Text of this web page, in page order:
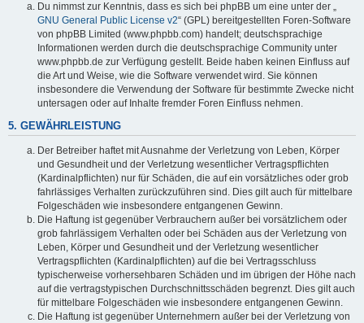
Du nimmst zur Kenntnis, dass es sich bei phpBB um eine unter der „
GNU General Public License v2“ (GPL) bereitgestellten Foren-Software
von phpBB Limited (www.phpbb.com) handelt; deutschsprachige
Informationen werden durch die deutschsprachige Community unter
www.phpbb.de zur Verfügung gestellt. Beide haben keinen Einfluss auf
die Art und Weise, wie die Software verwendet wird. Sie können
insbesondere die Verwendung der Software für bestimmte Zwecke nicht
untersagen oder auf Inhalte fremder Foren Einfluss nehmen.
5. GEWÄHRLEISTUNG
Der Betreiber haftet mit Ausnahme der Verletzung von Leben, Körper
und Gesundheit und der Verletzung wesentlicher Vertragspflichten
(Kardinalpflichten) nur für Schäden, die auf ein vorsätzliches oder grob
fahrlässiges Verhalten zurückzuführen sind. Dies gilt auch für mittelbare
Folgeschäden wie insbesondere entgangenen Gewinn.
Die Haftung ist gegenüber Verbrauchern außer bei vorsätzlichem oder
grob fahrlässigem Verhalten oder bei Schäden aus der Verletzung von
Leben, Körper und Gesundheit und der Verletzung wesentlicher
Vertragspflichten (Kardinalpflichten) auf die bei Vertragsschluss
typischerweise vorhersehbaren Schäden und im übrigen der Höhe nach
auf die vertragstypischen Durchschnittsschäden begrenzt. Dies gilt auch
für mittelbare Folgeschäden wie insbesondere entgangenen Gewinn.
Die Haftung ist gegenüber Unternehmern außer bei der Verletzung von